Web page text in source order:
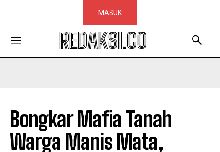
MASUK
REDAKSI.CO
Bongkar Mafia Tanah
Warga Manis Mata,